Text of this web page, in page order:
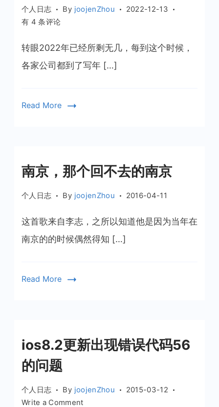
个人日志 By joojenZhou
2022-12-13
2022
将
过
去​
有 4 条评论
转眼2022年已经所剩无几，每到这个时候，
各家公司都到了写年 […]
Read More
南京，那个回不去的南京
个人日志 By joojenZhou 2016-04-11
这首歌来自李志，之所以知道他是因为当年在
南京的的时候偶然得知 […]
Read More
ios8.2更新出现错误代码56
的问题
个人日志 By joojenZhou
2015-03-12
Write a Commenton